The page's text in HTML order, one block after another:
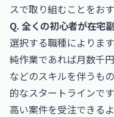
スで取り組むことをおす
Q. 全くの初心者が在宅
選択する職種によりま
純作業であれば月数千
などのスキルを伴うも
的なスタートラインで
高い案件を受注できる